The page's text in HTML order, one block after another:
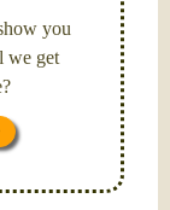
you
we get